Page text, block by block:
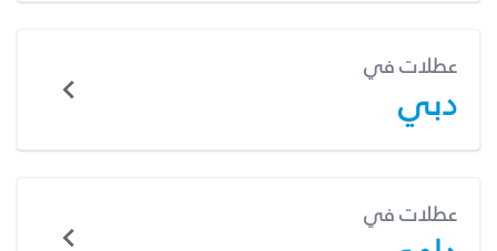
عطلات في
دبي
عطلات في